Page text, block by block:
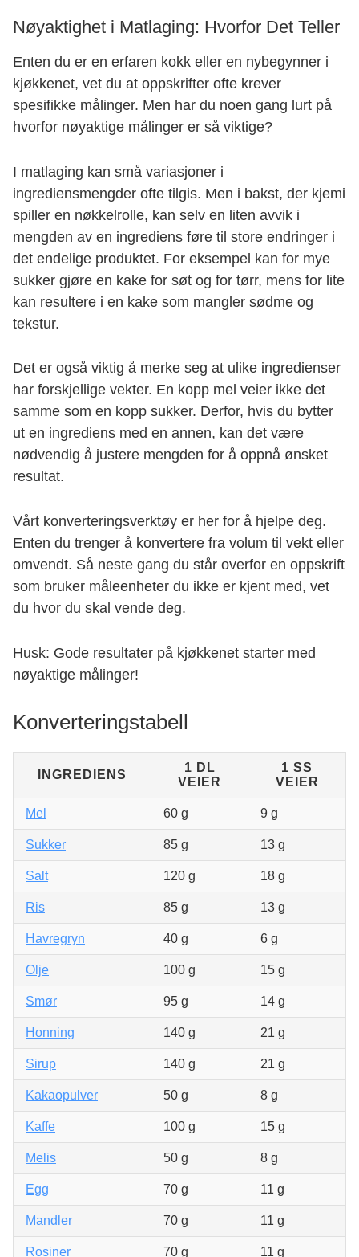
Nøyaktighet i Matlaging: Hvorfor Det Teller
Enten du er en erfaren kokk eller en nybegynner i
kjøkkenet, vet du at oppskrifter ofte krever
spesifikke målinger. Men har du noen gang lurt på
hvorfor nøyaktige målinger er så viktige?
I matlaging kan små variasjoner i
ingrediensmengder ofte tilgis. Men i bakst, der kjemi
spiller en nøkkelrolle, kan selv en liten avvik i
mengden av en ingrediens føre til store endringer i
det endelige produktet. For eksempel kan for mye
sukker gjøre en kake for søt og for tørr, mens for lite
kan resultere i en kake som mangler sødme og
tekstur.
Det er også viktig å merke seg at ulike ingredienser
har forskjellige vekter. En kopp mel veier ikke det
samme som en kopp sukker. Derfor, hvis du bytter
ut en ingrediens med en annen, kan det være
nødvendig å justere mengden for å oppnå ønsket
resultat.
Vårt konverteringsverktøy er her for å hjelpe deg.
Enten du trenger å konvertere fra volum til vekt eller
omvendt. Så neste gang du står overfor en oppskrift
som bruker måleenheter du ikke er kjent med, vet
du hvor du skal vende deg.
Husk: Gode resultater på kjøkkenet starter med
nøyaktige målinger!
Konverteringstabell
INGREDIENS
1 DL
VEIER
1 SS
VEIER
Mel 60 g 9 g
Sukker 85 g 13 g
Salt 120 g 18 g
Ris 85 g 13 g
Havregryn 40 g 6 g
Olje 100 g 15 g
Smør 95 g 14 g
Honning 140 g 21 g
Sirup 140 g 21 g
Kakaopulver 50 g 8 g
Kaffe 100 g 15 g
Melis 50 g 8 g
Egg 70 g 11 g
Mandler 70 g 11 g
Rosiner 70 g 11 g